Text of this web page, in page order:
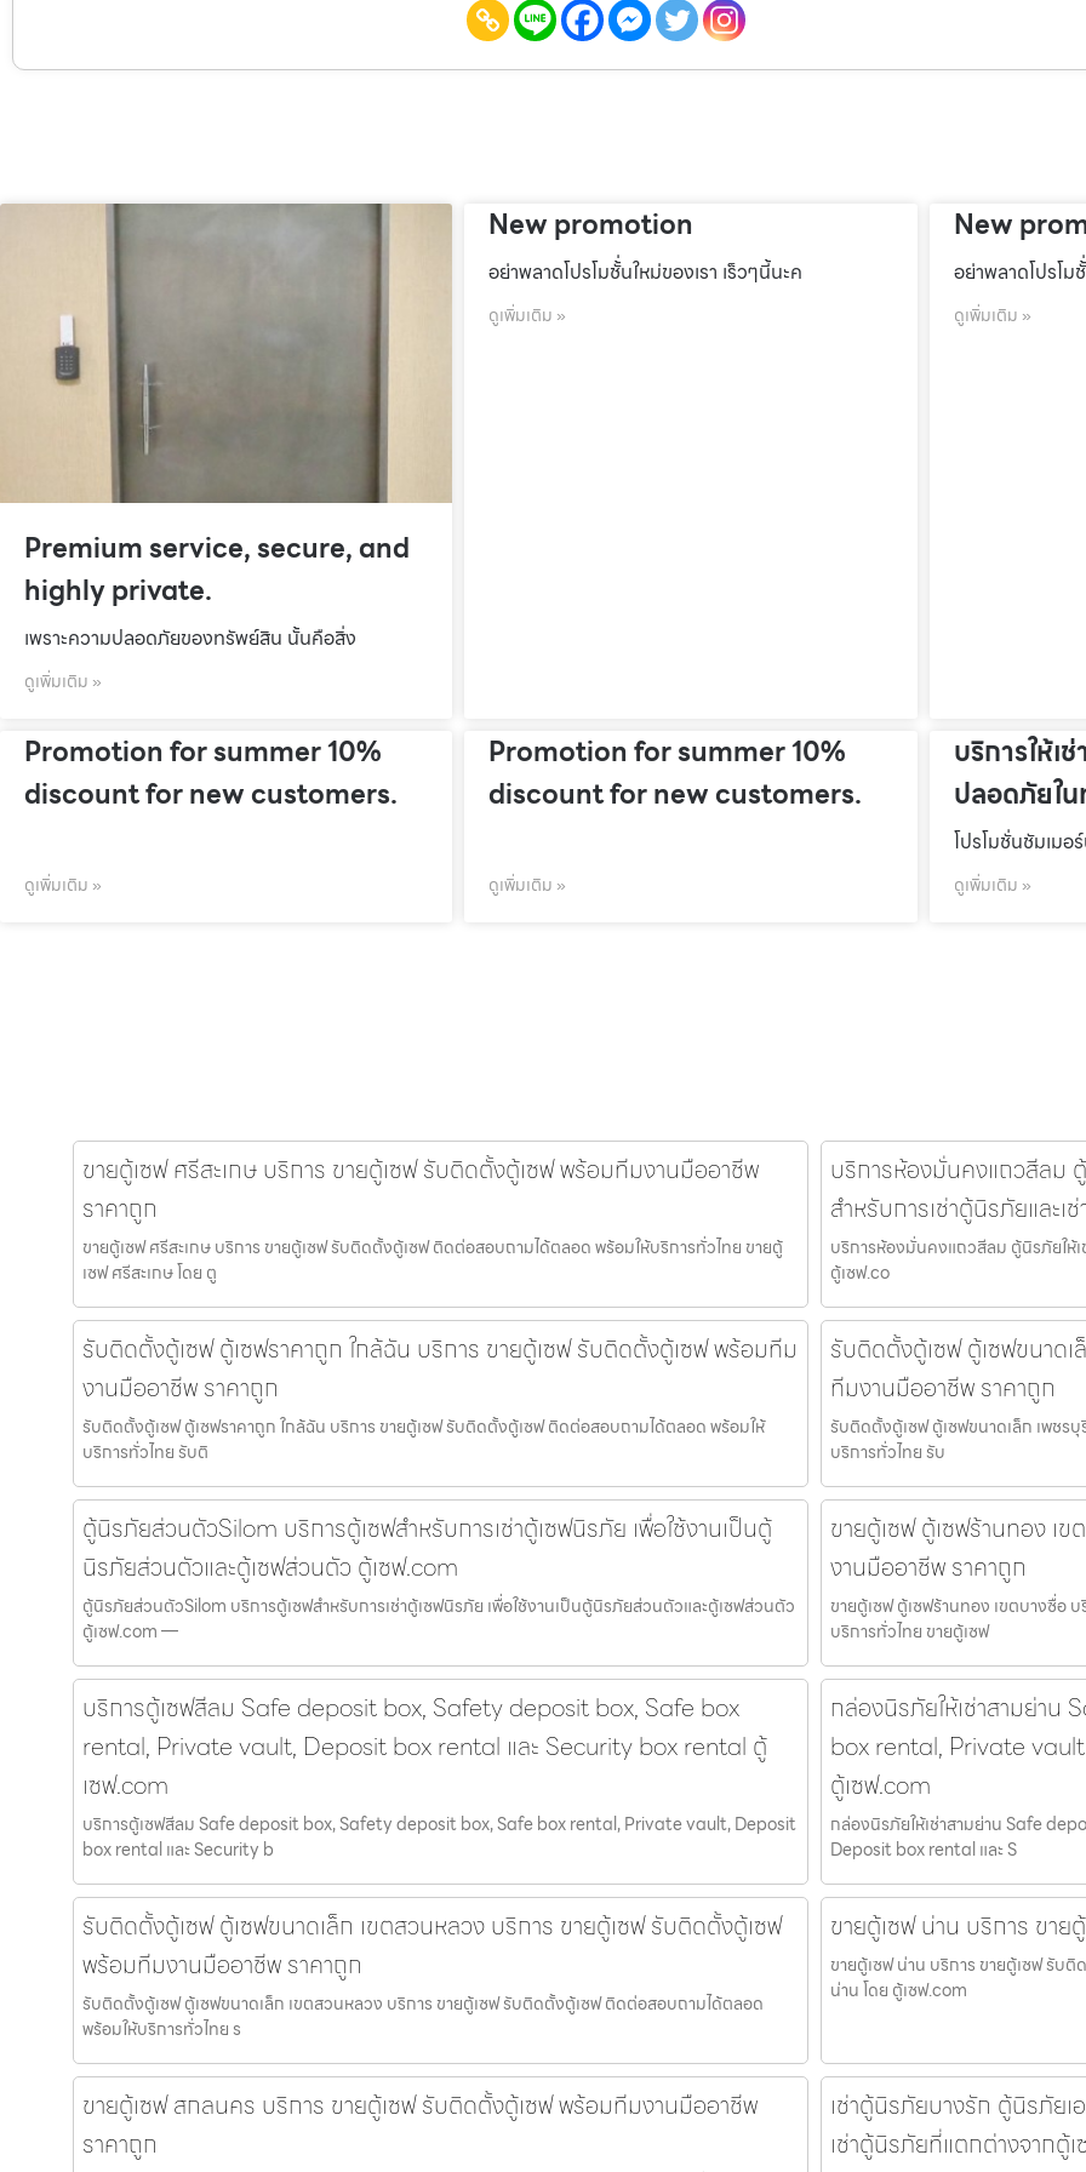
Premium service, secure, and
highly private.
เพราะความปลอดภัยของทรัพย์สิน นั้นคือสิ่ง
ดูเพิ่มเติม »
New promotion
อย่าพลาดโปรโมชั้่นใหม่ของเรา เร็วๆนี้นะค
ดูเพิ่มเติม »
New
อย่าพลาดโปรโม
ดูเพิ่มเติม »
Promotion for summer 10%
discount for new customers.
ดูเพิ่มเติม »
Promotion for summer 10%
discount for new customers.
ดูเพิ่มเติม »
บริการให้เ
ปลอดภัยใ
โปรโมชั่นชัมเมอ
ดูเพิ่มเติม »
ขายตู้เซฟ ศรีสะเกษ บริการ ขายตู้เซฟ รับติดตั้งตู้เซฟ พร้อมทีมงานมืออาชีพ
ราคาถูก
ขายตู้เซฟ ศรีสะเกษ บริการ ขายตู้เซฟ รับติดตั้งตู้เซฟ ติดต่อสอบถามได้ตลอด พร้อมให้บริการทั่วไทย ขายตู้
เซฟ ศรีสะเกษ โดย ตู
บริการห้องมั่นคงแถวสีลม ตู้
สำหรับการเช่าตู้นิรภัยและเ
บริการห้องมั่นคงแถวสีลม ตู้นิรภัยให้เ
ตู้เซฟ.co
รับติดตั้งตู้เซฟ ตู้เซฟราคาถูก ใกล้ฉัน บริการ ขายตู้เซฟ รับติดตั้งตู้เซฟ พร้อมทีม
งานมืออาชีพ ราคาถูก
รับติดตั้งตู้เซฟ ตู้เซฟราคาถูก ใกล้ฉัน บริการ ขายตู้เซฟ รับติดตั้งตู้เซฟ ติดต่อสอบถามได้ตลอด พร้อมให้
บริการทั่วไทย รับติ
รับติดตั้งตู้เซฟ ตู้เซฟขนาด
ทีมงานมืออาชีพ ราคาถูก
รับติดตั้งตู้เซฟ ตู้เซฟขนาดเล็ก เพชร
บริการทั่วไทย รับ
ตู้นิรภัยส่วนตัวSilom บริการตู้เซฟสำหรับการเช่าตู้เซฟนิรภัย เพื่อใช้งานเป็นตู้
นิรภัยส่วนตัวและตู้เซฟส่วนตัว ตู้เซฟ.com
ตู้นิรภัยส่วนตัวSilom บริการตู้เซฟสำหรับการเช่าตู้เซฟนิรภัย เพื่อใช้งานเป็นตู้นิรภัยส่วนตัวและตู้เซฟส่วนตัว
ตู้เซฟ.com —
ขายตู้เซฟ ตู้เซฟร้านทอง เ
งานมืออาชีพ ราคาถูก
ขายตู้เซฟ ตู้เซฟร้านทอง เขตบางซื่อ
บริการทั่วไทย ขายตู้เซฟ
บริการตู้เซฟสีลม Safe deposit box, Safety deposit box, Safe box
rental, Private vault, Deposit box rental และ Security box rental ตู้
เซฟ.com
บริการตู้เซฟสีลม Safe deposit box, Safety deposit box, Safe box rental, Private vault, Deposit
box rental และ Security b
กล่องนิรภัยให้เช่าสามย่า
box rental, Private
ตู้เซฟ.com
กล่องนิรภัยให้เช่าสามย่าน Safe
Deposit box rental และ S
รับติดตั้งตู้เซฟ ตู้เซฟขนาดเล็ก เขตสวนหลวง บริการ ขายตู้เซฟ รับติดตั้งตู้เซฟ
พร้อมทีมงานมืออาชีพ ราคาถูก
รับติดตั้งตู้เซฟ ตู้เซฟขนาดเล็ก เขตสวนหลวง บริการ ขายตู้เซฟ รับติดตั้งตู้เซฟ ติดต่อสอบถามได้ตลอด
พร้อมให้บริการทั่วไทย ร
ขายตู้เซฟ น่าน บริการ ขา
ขายตู้เซฟ น่าน บริการ ขายตู้เซฟ รับ
น่าน โดย ตู้เซฟ.com
ขายตู้เซฟ สกลนคร บริการ ขายตู้เซฟ รับติดตั้งตู้เซฟ พร้อมทีมงานมืออาชีพ
ราคาถูก
เช่าตู้นิรภัยบางรัก ตู้นิรภัยเ
เช่าตู้นิรภัยที่แตกต่างจากตู้